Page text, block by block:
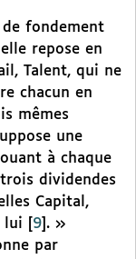
fondement
repose en
Talent, qui ne
chacun en
mêmes
une
à chaque
dividendes
Capital,
lui
9 . »
par